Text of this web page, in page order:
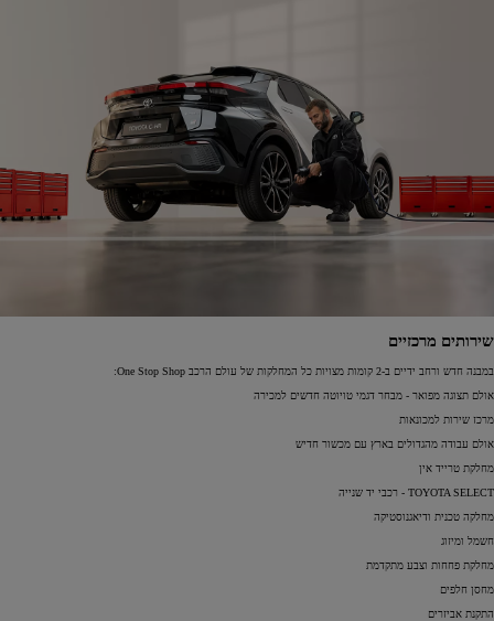
שירותים מרכזיים
במבנה חדש ורחב ידיים ב-2 קומות מצויות כל המחלקות של עולם הרכב One Stop Shop:
אולם תצוגה מפואר - מבחר דגמי טויוטה חדשים למכירה
מרכז שירות למכונאות
אולם עבודה מהגדולים בארץ עם מכשור חדיש
מחלקת טרייד אין
TOYOTA SELECT - רכבי יד שנייה
מחלקה טכנית ודיאגנוסטיקה
חשמל ומיזוג
מחלקת פחחות וצבע מתקדמת
מחסן חלפים
התקנת אביזרים